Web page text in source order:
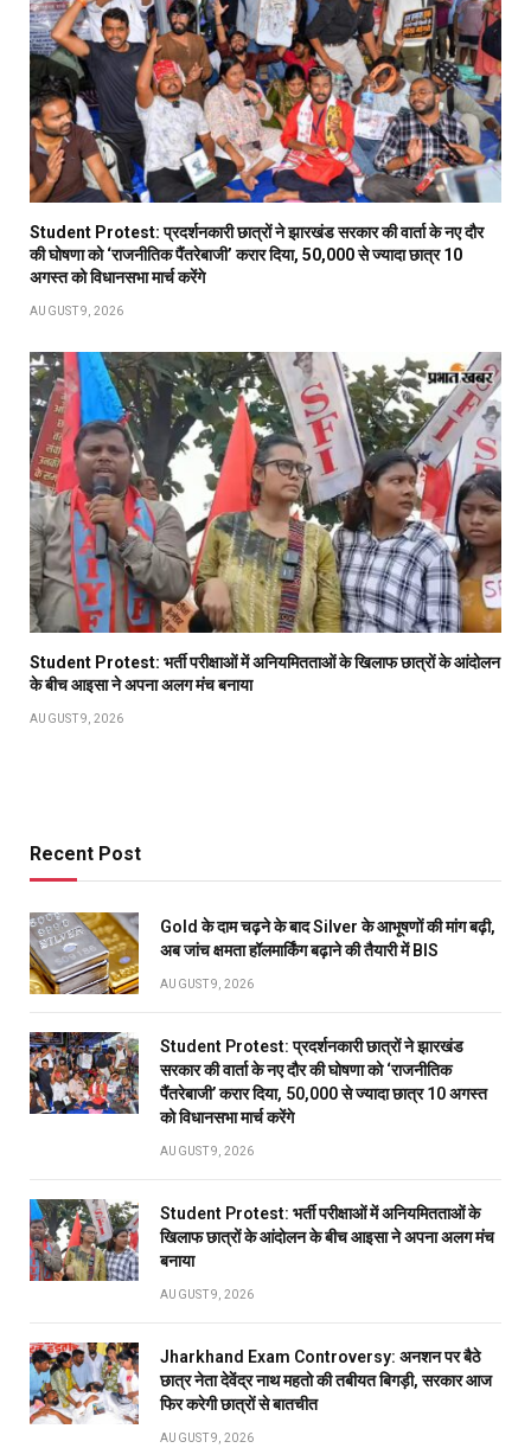
Student Protest: प्रदर्शनकारी छात्रों ने झारखंड सरकार की वार्ता के नए दौर
की घोषणा को ‘राजनीतिक पैंतरेबाजी’ करार दिया, 50,000 से ज्यादा छात्र 10
अगस्त को विधानसभा मार्च करेंगे
AUGUST 9, 2026
Student Protest: भर्ती परीक्षाओं में अनियमितताओं के खिलाफ छात्रों के आंदोलन
के बीच आइसा ने अपना अलग मंच बनाया
AUGUST 9, 2026
Recent Post
Gold के दाम चढ़ने के बाद Silver के आभूषणों की मांग बढ़ी,
अब जांच क्षमता हॉलमार्किंग बढ़ाने की तैयारी में BIS
AUGUST 9, 2026
Student Protest: प्रदर्शनकारी छात्रों ने झारखंड
सरकार की वार्ता के नए दौर की घोषणा को ‘राजनीतिक
पैंतरेबाजी’ करार दिया, 50,000 से ज्यादा छात्र 10 अगस्त
को विधानसभा मार्च करेंगे
AUGUST 9, 2026
Student Protest: भर्ती परीक्षाओं में अनियमितताओं के
खिलाफ छात्रों के आंदोलन के बीच आइसा ने अपना अलग मंच
बनाया
AUGUST 9, 2026
Jharkhand Exam Controversy: अनशन पर बैठे
छात्र नेता देवेंद्र नाथ महतो की तबीयत बिगड़ी, सरकार आज
फिर करेगी छात्रों से बातचीत
AUGUST 9, 2026